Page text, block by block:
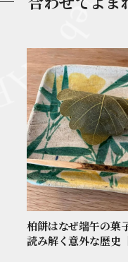
柏餅はなぜ端午の菓
読み解く意外な歴史